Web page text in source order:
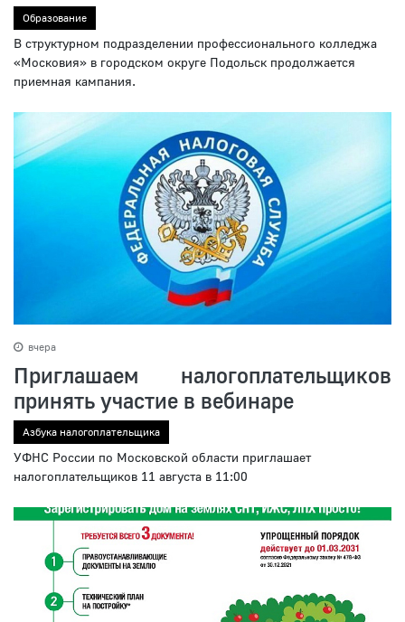
Образование
В структурном подразделении профессионального колледжа
«Московия» в городском округе Подольск продолжается
приемная кампания.
вчера
Приглашаем налогоплательщиков
принять участие в вебинаре
Азбука налогоплательщика
УФНС России по Московской области приглашает
налогоплательщиков 11 августа в 11:00